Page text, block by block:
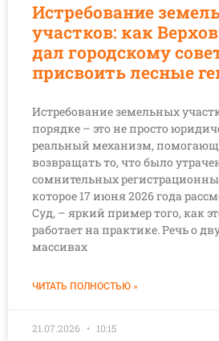
Истребование
участков: как
дал городскому
присвоить лесные
Истребование земельных
порядке – это не просто
реальный механизм,
возвращать то, что было
сомнительных
которое 17 июня 2026 года
Суд, – яркий пример того, как
работает на практике. Речь о
массивах
ЧИТАТЬ ПОЛНОСТЬЮ »
21.07.2026 10:15